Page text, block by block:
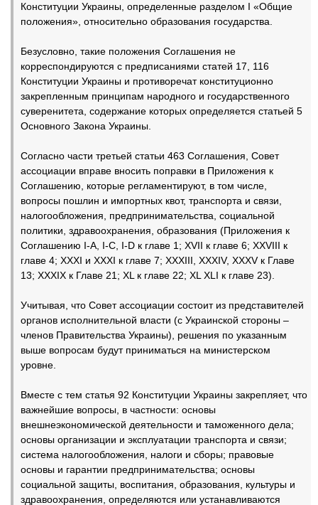
Конституции Украины, определенные разделом I «Общие
положения», относительно образования государства.
Безусловно, такие положения Соглашения не
корреспондируются с предписаниями статей 17, 116
Конституции Украины и противоречат конституционно
закрепленным принципам народного и государственного
суверенитета, содержание которых определяется статьей 5
Основного Закона Украины.
Согласно части третьей статьи 463 Соглашения, Совет
ассоциации вправе вносить поправки в Приложения к
Соглашению, которые регламентируют, в том числе,
вопросы пошлин и импортных квот, транспорта и связи,
налогообложения, предпринимательства, социальной
политики, здравоохранения, образования (Приложения к
Соглашению I-А, I-С, I-D к главе 1; ХVII к главе 6; XXVIII к
главе 4; ХХХI и ХХХI к главе 7; ХХХIII, ХХХIV, ХХХV к Главе
13; ХХХIХ к Главе 21; XL к главе 22; XL XLI к главе 23).
Учитывая, что Совет ассоциации состоит из представителей
органов исполнительной власти (с Украинской стороны –
членов Правительства Украины), решения по указанным
выше вопросам будут приниматься на министерском
уровне.
Вместе с тем статья 92 Конституции Украины закрепляет, что
важнейшие вопросы, в частности: основы
внешнеэкономической деятельности и таможенного дела;
основы организации и эксплуатации транспорта и связи;
система налогообложения, налоги и сборы; правовые
основы и гарантии предпринимательства; основы
социальной защиты, воспитания, образования, культуры и
здравоохранения, определяются или устанавливаются